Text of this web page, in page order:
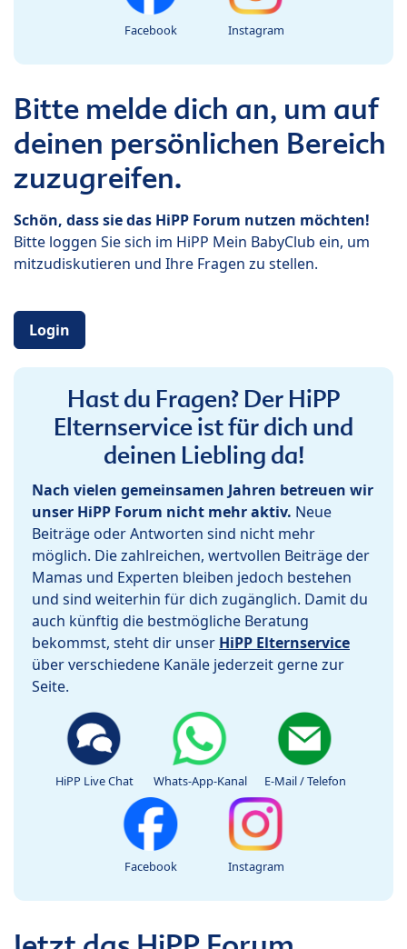
Facebook Instagram
Bitte melde dich an, um auf
deinen persönlichen Bereich
zuzugreifen.
Schön, dass sie das HiPP Forum nutzen möchten!
Bitte loggen Sie sich im HiPP Mein BabyClub ein, um
mitzudiskutieren und Ihre Fragen zu stellen.
Login
Hast du Fragen? Der HiPP
Elternservice ist für dich und
deinen Liebling da!
Nach vielen gemeinsamen Jahren betreuen wir
unser HiPP Forum nicht mehr aktiv. Neue
Beiträge oder Antworten sind nicht mehr
möglich. Die zahlreichen, wertvollen Beiträge der
Mamas und Experten bleiben jedoch bestehen
und sind weiterhin für dich zugänglich. Damit du
auch künftig die bestmögliche Beratung
bekommst, steht dir unser HiPP Elternservice
über verschiedene Kanäle jederzeit gerne zur
Seite.
HiPP Live Chat Whats-App-Kanal E-Mail / Telefon
Facebook Instagram